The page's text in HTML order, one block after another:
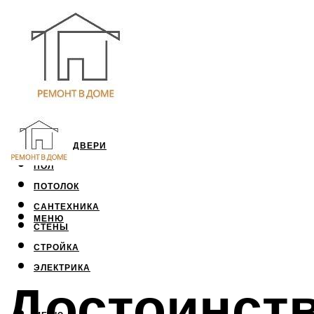
ОКНА И ДВЕРИ
ПОЛ
ПОТОЛОК
САНТЕХНИКА
СТЕНЫ
СТРОЙКА
ЭЛЕКТРИКА
МЕНЮ